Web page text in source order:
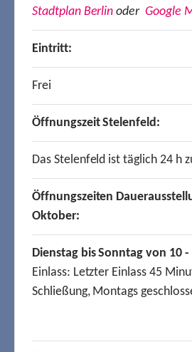
Stadtplan Berlin oder Google
Eintritt:
Frei
Öffnungszeit Stelenfeld:
Das Stelenfeld ist täglich 24 h
Öffnungszeiten
Oktober:
Dienstag bis Sonntag von 10 -
Einlass: Letzter Einlass 45
Schließung, Montags